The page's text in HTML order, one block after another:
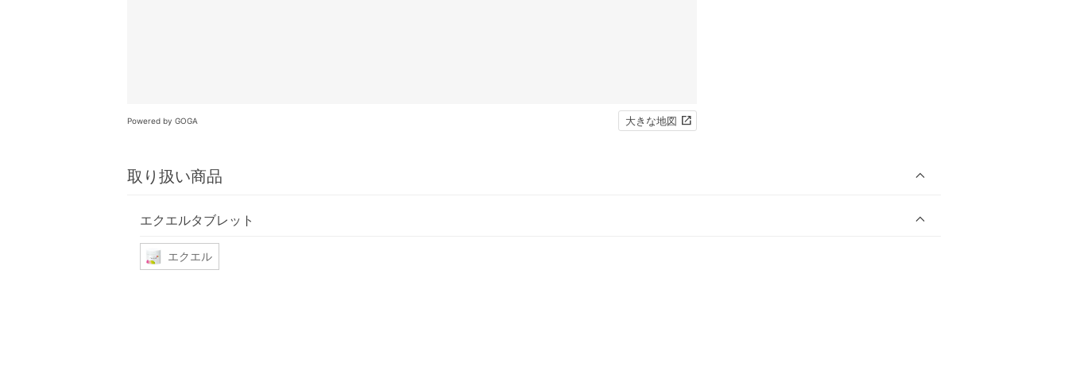
Powered by GOGA 大きな地図
取り扱い商品
エクエルタブレット
エクエル